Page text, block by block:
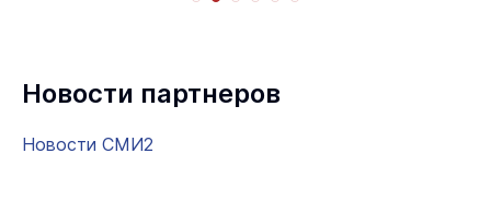
Новости партнеров
Новости СМИ2